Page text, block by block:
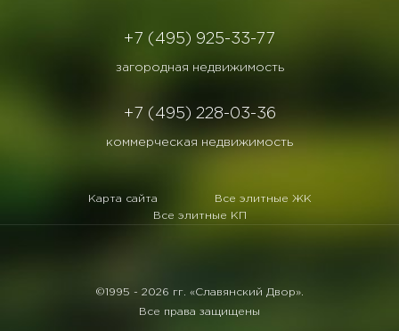
+7 (495) 925-33-77
загородная недвижимость
+7 (495) 228-03-36
коммерческая недвижимость
Карта сайта
Все элитные ЖК
Все элитные КП
©1995 - 2026 гг. «Славянский Двор».
Все права защищены